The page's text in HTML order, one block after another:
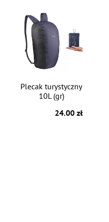
Plecak turystyczny
10L (gr)
24.00 zł